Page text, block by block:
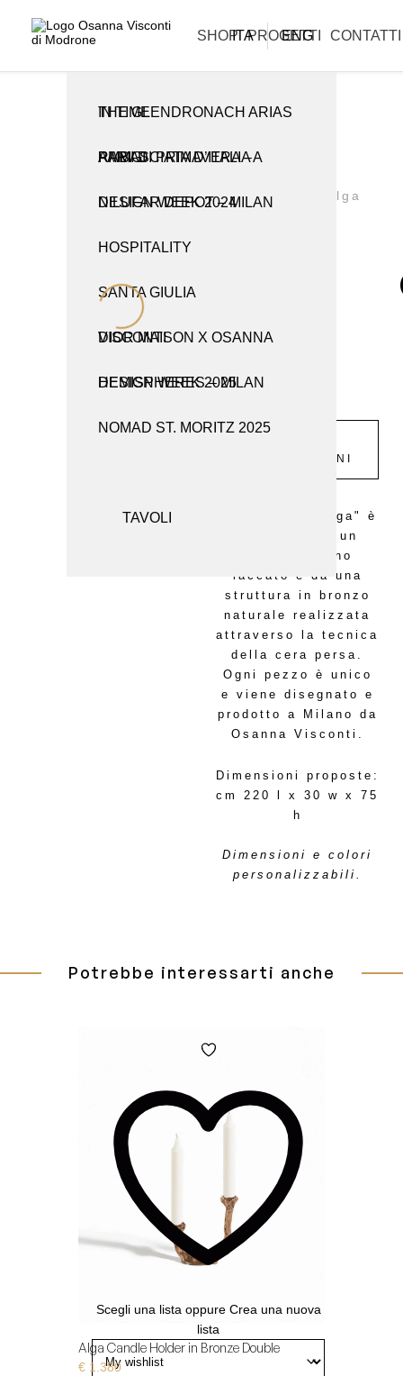
riapriranno lunedì 31 agosto.
ARTIGIANATO E TRADIZIONE
TUTTE LE CREAZIONI
CABINET
CONSOLLE
LAMPADE E APPLIQUE
LIBRERIE
PARAVENTI
POMELLI
SEDUTE
TAVOLI
SHOP
TUTTI I PRODOTTI
CANDELIERI
OBJETS D’ART
PER LA TAVOLA
VASI
PROGETTI
THE GLENDRONACH ARIAS IN TIME
RAMI DI PRIMAVERA – AMBASCIATA D’ITALIA A PARIGI
NILUFAR DEPOT – MILAN DESIGN WEEK 2024
HOSPITALITY
SANTA GIULIA
DIOR MAISON X OSANNA VISCONTI
HEMISPHERES – MILAN DESIGN WEEK 2025
NOMAD ST. MORITZ 2025
CONTATTI
ITA ENG
Consolle Alga
INFORMAZIONI
La consolle "Alga" è
composta da un
piano in legno
laccato e da una
struttura in bronzo
naturale realizzata
attraverso la tecnica
della cera persa.
Ogni pezzo è unico
e viene disegnato e
prodotto a Milano da
Osanna Visconti.
Dimensioni proposte:
cm 220 l x 30 w x 75
h
Dimensioni e colori
personalizzabili.
Potrebbe interessarti anche
Wishlist
Scegli una listaoppure Crea una nuova
lista
Alga Candle Holder in Bronze Double
€ 1.380